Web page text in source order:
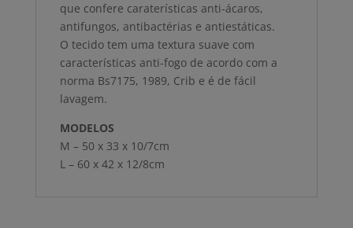
que confere caraterísticas anti-ácaros,
antifungos, antibactérias e antiestáticas.
O tecido tem uma textura suave com
características anti-fogo de acordo com a
norma Bs7175, 1989, Crib e é de fácil
lavagem.
MODELOS
M – 50 x 33 x 10/7cm
L – 60 x 42 x 12/8cm